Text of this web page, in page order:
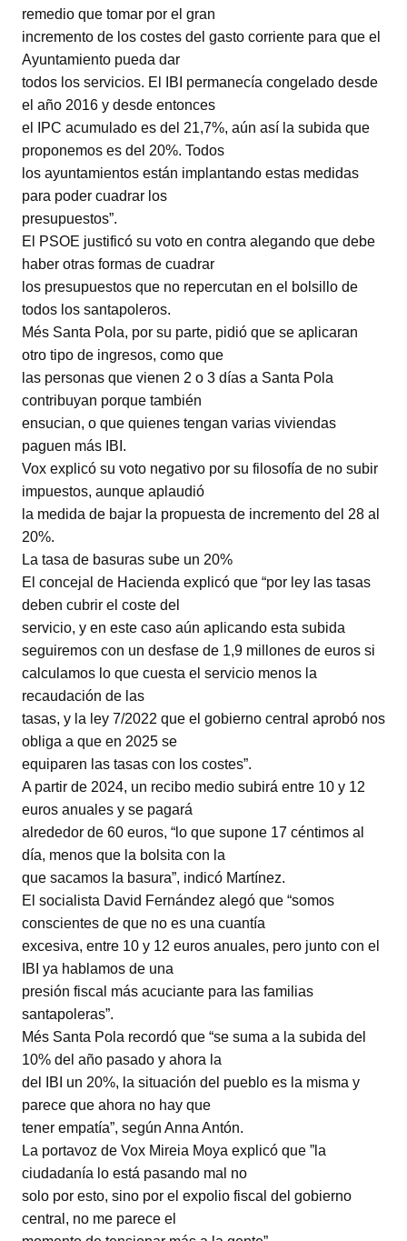
remedio que tomar por el gran
incremento de los costes del gasto corriente para que el
Ayuntamiento pueda dar
todos los servicios. El IBI permanecía congelado desde
el año 2016 y desde entonces
el IPC acumulado es del 21,7%, aún así la subida que
proponemos es del 20%. Todos
los ayuntamientos están implantando estas medidas
para poder cuadrar los
presupuestos”.
El PSOE justificó su voto en contra alegando que debe
haber otras formas de cuadrar
los presupuestos que no repercutan en el bolsillo de
todos los santapoleros.
Més Santa Pola, por su parte, pidió que se aplicaran
otro tipo de ingresos, como que
las personas que vienen 2 o 3 días a Santa Pola
contribuyan porque también
ensucian, o que quienes tengan varias viviendas
paguen más IBI.
Vox explicó su voto negativo por su filosofía de no subir
impuestos, aunque aplaudió
la medida de bajar la propuesta de incremento del 28 al
20%.
La tasa de basuras sube un 20%
El concejal de Hacienda explicó que “por ley las tasas
deben cubrir el coste del
servicio, y en este caso aún aplicando esta subida
seguiremos con un desfase de 1,9 millones de euros si
calculamos lo que cuesta el servicio menos la
recaudación de las
tasas, y la ley 7/2022 que el gobierno central aprobó nos
obliga a que en 2025 se
equiparen las tasas con los costes”.
A partir de 2024, un recibo medio subirá entre 10 y 12
euros anuales y se pagará
alrededor de 60 euros, “lo que supone 17 céntimos al
día, menos que la bolsita con la
que sacamos la basura”, indicó Martínez.
El socialista David Fernández alegó que “somos
conscientes de que no es una cuantía
excesiva, entre 10 y 12 euros anuales, pero junto con el
IBI ya hablamos de una
presión fiscal más acuciante para las familias
santapoleras”.
Més Santa Pola recordó que “se suma a la subida del
10% del año pasado y ahora la
del IBI un 20%, la situación del pueblo es la misma y
parece que ahora no hay que
tener empatía”, según Anna Antón.
La portavoz de Vox Mireia Moya explicó que ”la
ciudadanía lo está pasando mal no
solo por esto, sino por el expolio fiscal del gobierno
central, no me parece el